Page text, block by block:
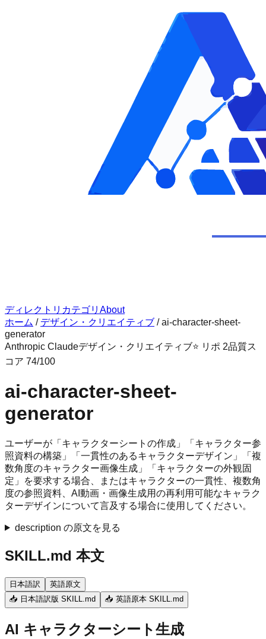
ディレクトリ カテゴリ About
ホーム / デザイン・クリエイティブ /ai-character-sheet-
generator
Anthropic Claudeデザイン・クリエイティブ⭐ リポ 2品質ス
コア 74/100
ai-character-sheet-
generator
ユーザーが「キャラクターシートの作成」「キャラクター参
照資料の構築」「一貫性のあるキャラクターデザイン」「複
数角度のキャラクター画像生成」「キャラクターの外観固
定」を要求する場合、またはキャラクターの一貫性、複数角
度の参照資料、AI動画・画像生成用の再利用可能なキャラク
ターデザインについて言及する場合に使用してください。
description の原文を見る
SKILL.md 本文
日本語訳
英語原文
📥 日本語訳版 SKILL.md
📥 英語原本 SKILL.md
AI キャラクターシート生成